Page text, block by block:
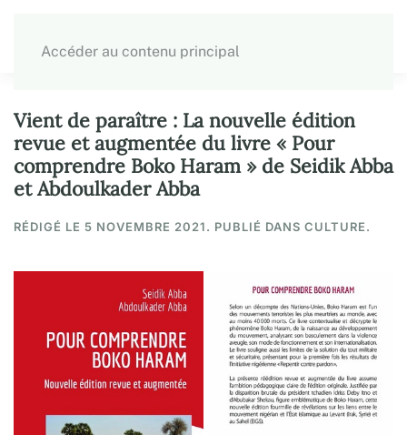
Accéder au contenu principal
Vient de paraître : La nouvelle édition
revue et augmentée du livre « Pour
comprendre Boko Haram » de Seidik Abba
et Abdoulkader Abba
RÉDIGÉ LE 5 NOVEMBRE 2021. PUBLIÉ DANS CULTURE.